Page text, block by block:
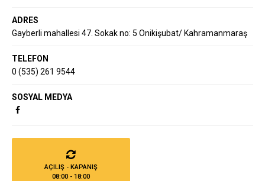
ADRES
Gayberli mahallesi 47. Sokak no: 5 Onikişubat/ Kahramanmaraş
TELEFON
0 (535) 261 9544
SOSYAL MEDYA
AÇILIŞ - KAPANIŞ
08:00 - 18:00